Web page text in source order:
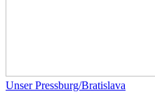
Unser Pressburg/Bratislava